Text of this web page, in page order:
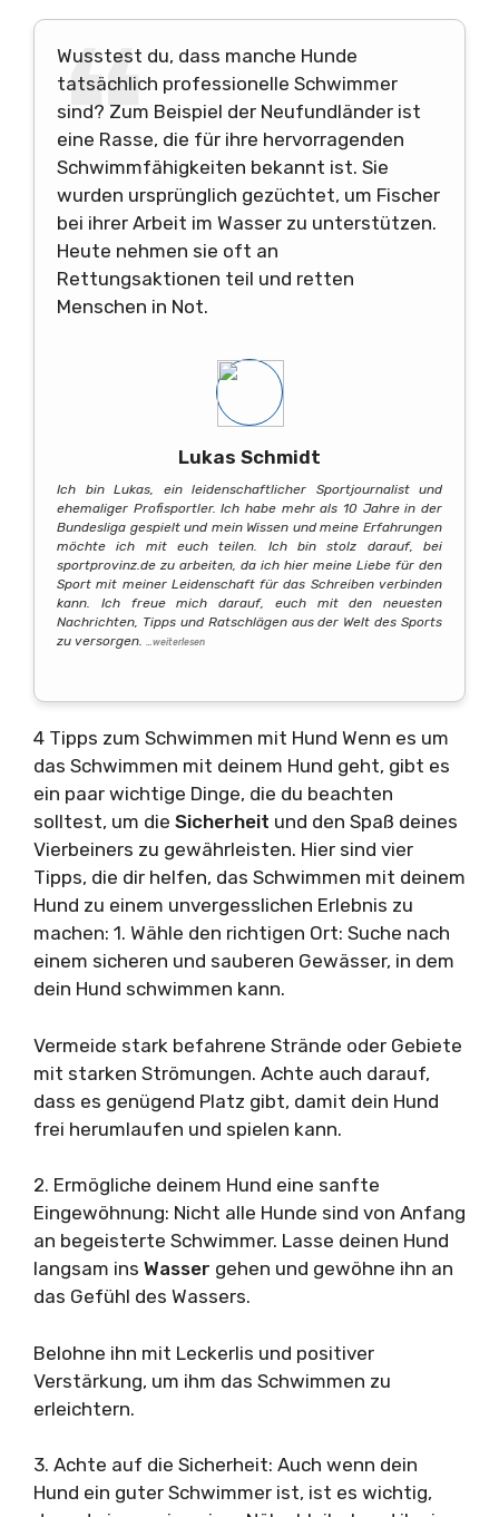
Wusstest du, dass manche Hunde
tatsächlich professionelle Schwimmer
sind? Zum Beispiel der Neufundländer ist
eine Rasse, die für ihre hervorragenden
Schwimmfähigkeiten bekannt ist. Sie
wurden ursprünglich gezüchtet, um Fischer
bei ihrer Arbeit im Wasser zu unterstützen.
Heute nehmen sie oft an
Rettungsaktionen teil und retten
Menschen in Not.
Lukas Schmidt
Ich bin Lukas, ein leidenschaftlicher Sportjournalist und
ehemaliger Profisportler. Ich habe mehr als 10 Jahre in der
Bundesliga gespielt und mein Wissen und meine Erfahrungen
möchte ich mit euch teilen. Ich bin stolz darauf, bei
sportprovinz.de zu arbeiten, da ich hier meine Liebe für den
Sport mit meiner Leidenschaft für das Schreiben verbinden
kann. Ich freue mich darauf, euch mit den neuesten
Nachrichten, Tipps und Ratschlägen aus der Welt des Sports
zu versorgen.
…weiterlesen
4 Tipps zum Schwimmen mit Hund Wenn es um
das Schwimmen mit deinem Hund geht, gibt es
ein paar wichtige Dinge, die du beachten
solltest, um die Sicherheit und den Spaß deines
Vierbeiners zu gewährleisten. Hier sind vier
Tipps, die dir helfen, das Schwimmen mit deinem
Hund zu einem unvergesslichen Erlebnis zu
machen: 1. Wähle den richtigen Ort: Suche nach
einem sicheren und sauberen Gewässer, in dem
dein Hund schwimmen kann.
Vermeide stark befahrene Strände oder Gebiete
mit starken Strömungen. Achte auch darauf,
dass es genügend Platz gibt, damit dein Hund
frei herumlaufen und spielen kann.
2. Ermögliche deinem Hund eine sanfte
Eingewöhnung: Nicht alle Hunde sind von Anfang
an begeisterte Schwimmer. Lasse deinen Hund
langsam ins Wasser gehen und gewöhne ihn an
das Gefühl des Wassers.
Belohne ihn mit Leckerlis und positiver
Verstärkung, um ihm das Schwimmen zu
erleichtern.
3. Achte auf die Sicherheit: Auch wenn dein
Hund ein guter Schwimmer ist, ist es wichtig,